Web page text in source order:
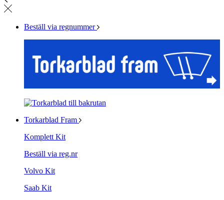
Beställ via regnummer
Torkarblad Fram
Komplett Kit
Beställ via reg.nr
Volvo Kit
Saab Kit